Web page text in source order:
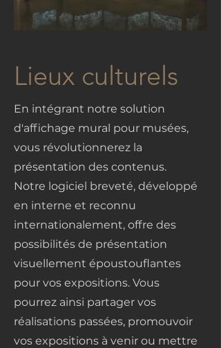
Lieux culturels
En intégrant notre solution
d'affichage mural pour musées,
vous révolutionnerez la
présentation des contenus.
Notre logiciel breveté, développé
en interne et reconnu
internationalement, offre des
possibilités de présentation
visuellement époustouflantes
pour vos expositions. Vous
pourrez ainsi partager vos
réalisations passées, promouvoir
vos expositions à venir ou mettre